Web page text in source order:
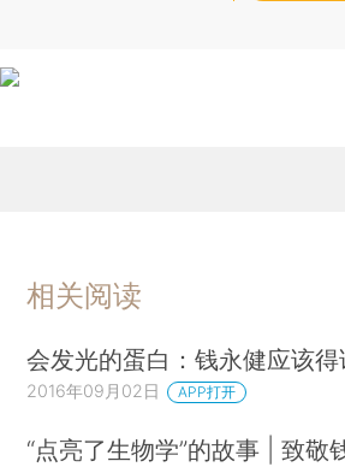
相关阅读
会发光的蛋白：钱永健应该得
2016年09月02日 APP打开
“点亮了生物学”的故事 | 致敬